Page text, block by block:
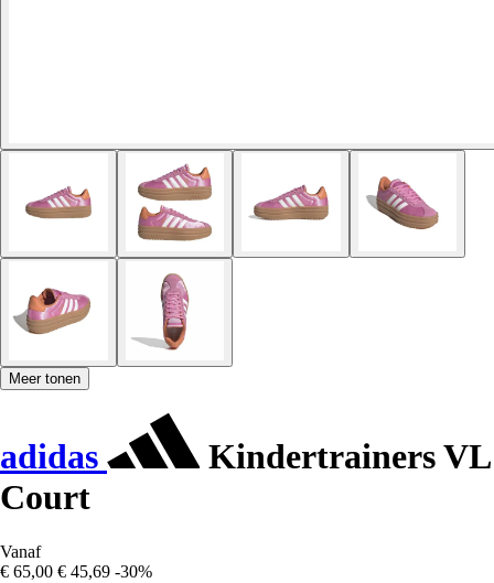
Meer tonen
adidas
Kindertrainers VL
Court
Vanaf
€ 65,00 € 45,69 -30%